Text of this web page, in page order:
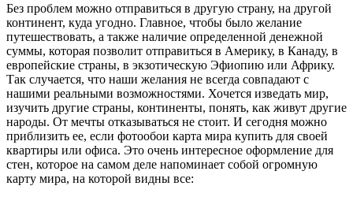
Без проблем можно отправиться в другую страну, на другой
континент, куда угодно. Главное, чтобы было желание
путешествовать, а также наличие определенной денежной
суммы, которая позволит отправиться в Америку, в Канаду, в
европейские страны, в экзотическую Эфиопию или Африку.
Так случается, что наши желания не всегда совпадают с
нашими реальными возможностями. Хочется изведать мир,
изучить другие страны, континенты, понять, как живут другие
народы. От мечты отказываться не стоит. И сегодня можно
приблизить ее, если фотообои карта мира купить для своей
квартиры или офиса. Это очень интересное оформление для
стен, которое на самом деле напоминает собой огромную
карту мира, на которой видны все: